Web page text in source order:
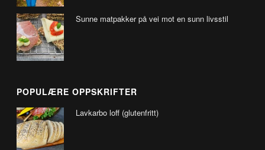
Sunne matpakker på vei mot en sunn livsstil
POPULÆRE OPPSKRIFTER
Lavkarbo loff (glutenfritt)